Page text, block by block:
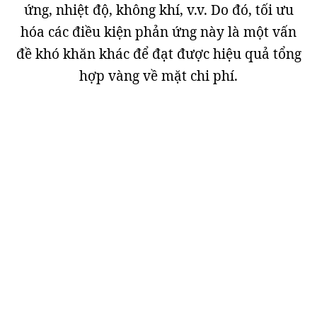
ứng, nhiệt độ, không khí, v.v. Do đó, tối ưu
hóa các điều kiện phản ứng này là một vấn
đề khó khăn khác để đạt được hiệu quả tổng
hợp vàng về mặt chi phí.